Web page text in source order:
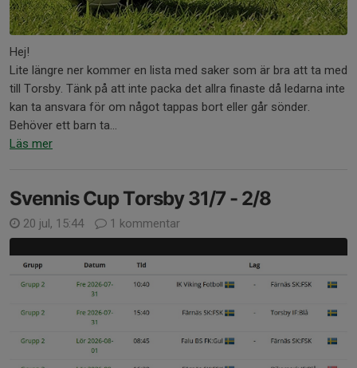
Hej!
Lite längre ner kommer en lista med saker som är bra att ta med
till Torsby. Tänk på att inte packa det allra finaste då ledarna inte
kan ta ansvara för om något tappas bort eller går sönder.
Behöver ett barn ta...
Läs mer
Svennis Cup Torsby 31/7 - 2/8
20 jul, 15:44 1 kommentar